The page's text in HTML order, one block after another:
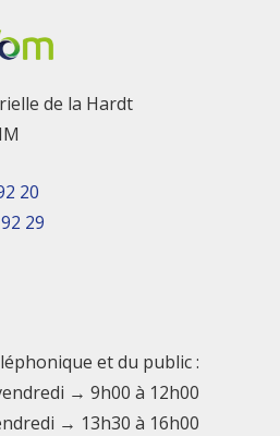
de la Hardt
20
29
et du public :
→ 9h00 à 12h00
→ 13h30 à 16h00